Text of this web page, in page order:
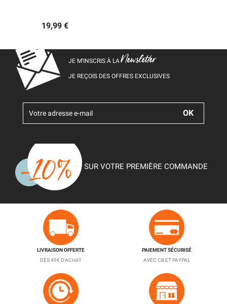
19,99 €
JE M’INSCRIS À LANewsletter
JE REÇOIS DES OFFRES EXCLUSIVES
SUR VOTRE PREMIÈRE COMMANDE
LIVRAISON OFFERTE
DÈS 49€ D'ACHAT
PAIEMENT SÉCURISÉ
AVEC CB ET PAYPAL